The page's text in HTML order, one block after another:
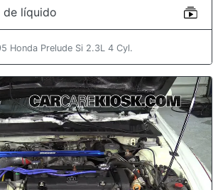
de líquido
Honda Prelude Si 2.3L 4 Cyl.